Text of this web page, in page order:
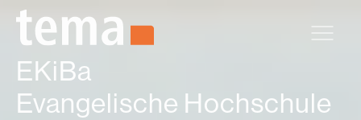
Zum Hauptinhalt springen
EKiBa
Evangelische Hochschule